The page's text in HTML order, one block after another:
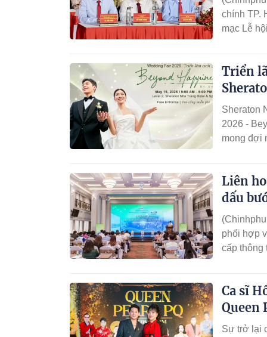
chính TP.
mạc Lễ
Triển
Sheraton
2026 -
mong đợi
Liên
dấu
phối hợp
cấp thông
Podcast.
Ca sĩ
Queen
Sự trở lại